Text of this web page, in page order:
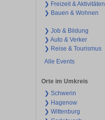
❯ Freizeit & Aktivitäten
❯ Bauen & Wohnen
❯ Job & Bildung
❯ Auto & Verker
❯ Reise & Tourismus
Alle Events
Orte im Umkreis
❯ Schwerin
❯ Hagenow
❯ Wittenburg